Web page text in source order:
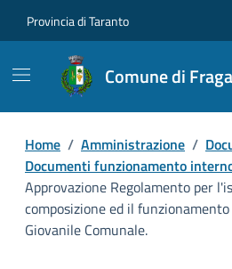
Provincia di Taranto
Comune di
Home / Amministrazione /
Documenti funzionamento
Approvazione Regolamento per
composizione ed il
Giovanile Comunale.